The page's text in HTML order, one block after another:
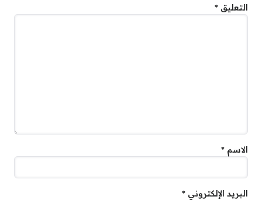
التعليق *
الاسم *
البريد الإلكتروني *